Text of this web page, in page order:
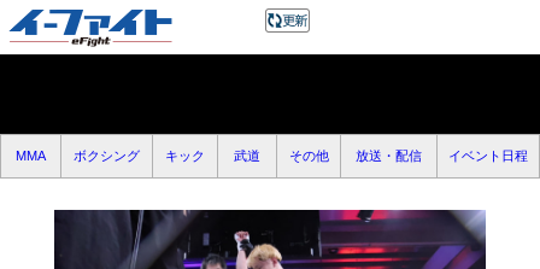
MMA ボクシング キック 武道 その他 放送・配信 イベント日程